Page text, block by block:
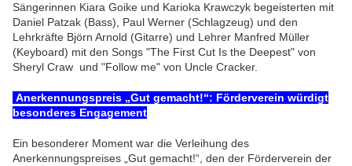
Sängerinnen Kiara Goike und Karioka Krawczyk begeisterten mit
Daniel Patzak (Bass), Paul Werner (Schlagzeug) und den
Lehrkräfte Björn Arnold (Gitarre) und Lehrer Manfred Müller
(Keyboard) mit den Songs "The First Cut Is the Deepest" von
Sheryl Craw und "Follow me" von Uncle Cracker.
Anerkennungspreis „Gut gemacht!“: Förderverein würdigt
besonderes Engagement
Ein besonderer Moment war die Verleihung des
Anerkennungspreises „Gut gemacht!“, den der Förderverein der